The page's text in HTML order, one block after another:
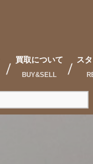
買取について
BUY&SELL
ス